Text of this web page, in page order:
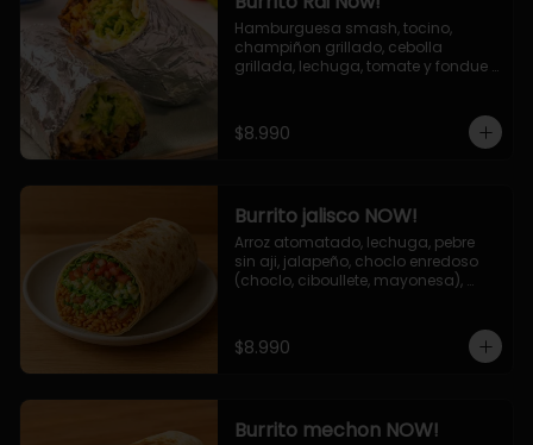
Hamburguesa smash, tocino,
champiñon grillado, cebolla
grillada, lechuga, tomate y fondue
$8.990
Burrito jalisco NOW!
Arroz atomatado, lechuga, pebre
sin aji, jalapeño, choclo enredoso
(choclo, ciboullete, mayonesa),
$8.990
Burrito mechon NOW!